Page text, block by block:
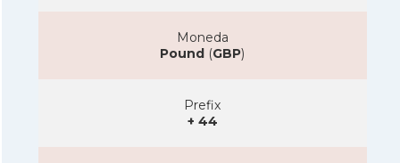
Moneda
Pound (GBP)
Prefix
+ 44